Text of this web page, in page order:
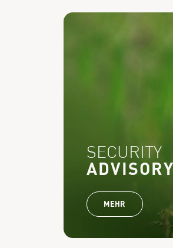
SECURITY
ADVISORY
MEHR